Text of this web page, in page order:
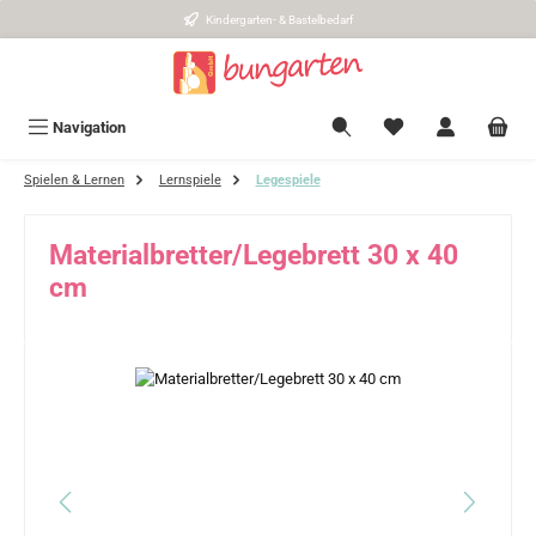
Kindergarten- & Bastelbedarf
Navigation
Spielen & Lernen Lernspiele Legespiele
Materialbretter/Legebrett 30 x 40
cm
Bildergalerie überspringen